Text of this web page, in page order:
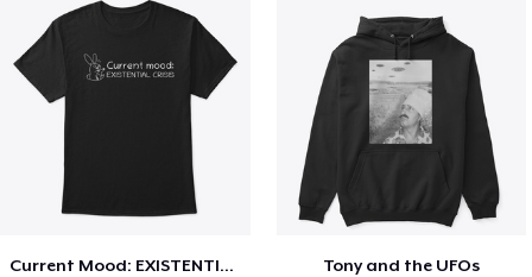
Current Mood: EXISTENTIAL CRISIS Tony and the UFOs